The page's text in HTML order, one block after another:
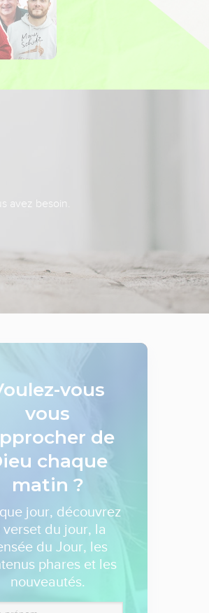
avez besoin.
vous
vous
de
chaque
matin ?
jour, découvrez
verset du jour, la
du Jour, les
phares et les
nouveautés.